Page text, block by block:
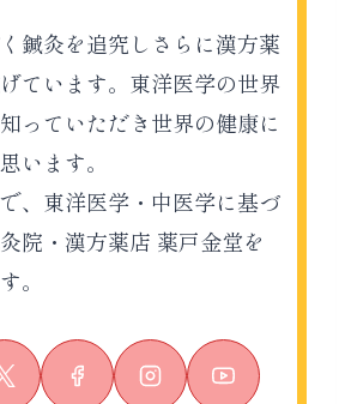
鍼灸を追究しさらに漢方薬
ています。東洋医学の世界
っていただき世界の健康に
います。
、東洋医学・中医学に基づ
院・漢方薬店 薬戸金堂を
。